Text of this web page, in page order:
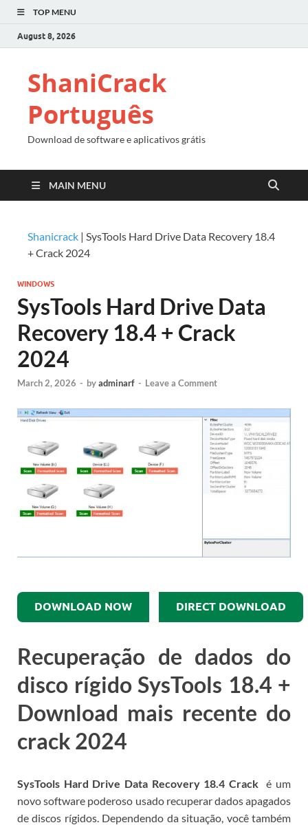
TOP MENU
August 8, 2026
ShaniCrack
Português
Download de software e aplicativos grátis
MAIN MENU
Shanicrack | SysTools Hard Drive Data Recovery 18.4
+ Crack 2024
WINDOWS
SysTools Hard Drive Data
Recovery 18.4 + Crack
2024
March 2, 2026 - byadminarf - Leave a Comment
DOWNLOAD NOW DIRECT DOWNLOAD
Recuperação de dados do
disco rígido SysTools 18.4 +
Download mais recente do
crack 2024
SysTools Hard Drive Data Recovery 18.4 Crack é um
novo software poderoso usado recuperar dados apagados
de discos rígidos. Dependendo da situação, você também